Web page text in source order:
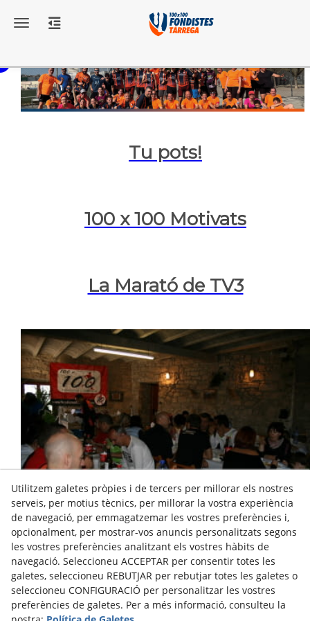
Toggle navigation
Tu pots!
100 x 100 Motivats
La Marató de TV3
Aplec del club
Sant Silvestre
Utilitzem galetes pròpies i de tercers per millorar els nostres
serveis, per motius tècnics, per millorar la vostra experiència
de navegació, per emmagatzemar les vostres preferències i,
opcionalment, per mostrar-vos anuncis personalitzats segons
les vostres preferències analitzant els vostres hàbits de
navegació. Seleccioneu ACCEPTAR per consentir totes les
galetes, seleccioneu REBUTJAR per rebutjar totes les galetes o
seleccioneu CONFIGURACIÓ per personalitzar les vostres
preferències de galetes. Per a més informació, consulteu la